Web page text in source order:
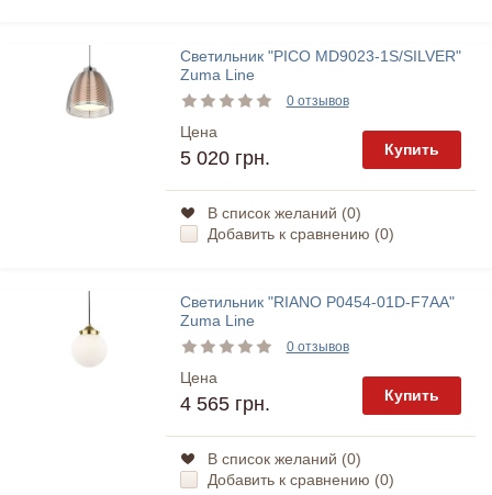
Светильник "PICO MD9023-1S/SILVER"
Zuma Line
0 отзывов
Цена
5 020 грн. Купить
В список желаний (0)
Добавить к сравнению (0)
Светильник "RIANO P0454-01D-F7AA"
Zuma Line
0 отзывов
Цена
4 565 грн. Купить
В список желаний (0)
Добавить к сравнению (0)